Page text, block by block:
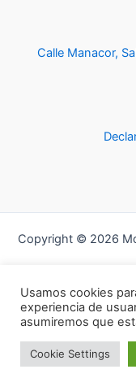
Calle Manacor,
Copyright © 2026
Usamos cookies
experiencia de
asumiremos que
Cookie Settings